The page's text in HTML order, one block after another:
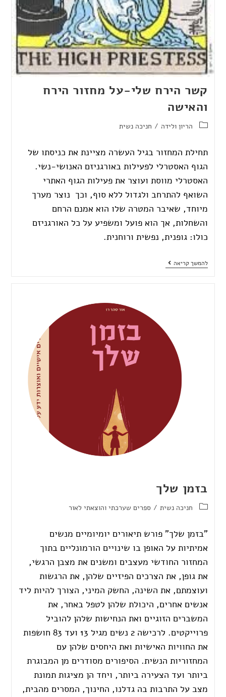
קשר הירח שלי-על מחזור הירח
והאישה
הריון ולידה / חניכה נשית
תחילת המחזור בגיל העשרה מציינת את כניסתו של
הגוף האסטרלי לפעילות באורגניזם האנושי-נשי.
האסטרלי מווסת ועוצר את פעילות הגוף האתרי
השואף להתרחב ולגדול ללא סוף, וכך נוצר מערך
מיוחד, שאיבר המטרה שלו הוא אמנם הרחם
והשחלות, אך הוא פועל ומשפיע על כל האורגניזם
כולו: גופנית, נפשית ורוחנית.
להמשך קריאה
בזמן שלך
חניכה נשית / ספרים שערכתי והוצאתי לאור
"בזמן שלך" פורש תיאורים יומיומיים מנשים
אמיתיות על האופן בו שינויים הורמונליים בתוך
המחזור החודשי מעצבים ומשנים את מצבן הרגשי,
את גופן, את הצרכים הפיזיים שלהן, את הרגשות
ועוצמתם, את השינה, החשק המיני, הצורך להיות ליד
אנשים אחרים, היכולת שלהן לטפל באחר, את
המשברים הזוגיים ואת הנחישות שלהן להוביל
פרוייקטים. לרכישה 2 נשים מגיל 13 ועד 83 חושפות
את החוויות האישיות ואת היחסים שלהן עם
המחזוריות הנשית. הסיפורים מסודרים מן המבוגרת
ביותר ועד הצעירה ביותר, ויחד הן מציגות תמונת
מצב על התרבות בה גדלנו, החינוך, המסרים מהבית,